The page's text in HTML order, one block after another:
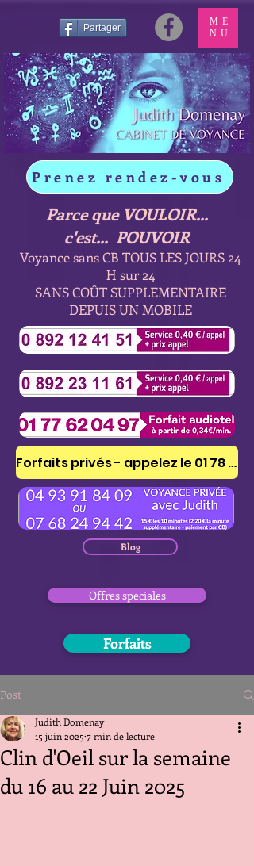
Partager
Prenez rendez-vous
Parce que VOULOIR...
c'est... POUVOIR
Voyance sans CB TOUS LES JOURS 24
H sur 24
SANS COÛT SUPPLEMENTAIRE
DEPUIS UN MOBILE
Blog
Offres speciales
ME
NU
Forfaits
Forfaits privés - appelez le 01 78 41 53 51
Post
Clin d'Oeil sur la semaine
du 16 au 22 Juin 2025
Judith Domenay
15 juin 2025 7 min de lecture